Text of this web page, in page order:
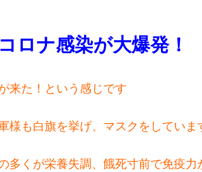
コロナ感染が大爆発！
来た！という感じです
様も白旗を挙げ、マスクをしていま
多くが栄養失調、餓死寸前で免疫力